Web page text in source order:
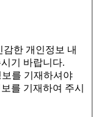
한 개인정보 내
기 바랍니다.
를 기재하셔야
를 기재하여 주시